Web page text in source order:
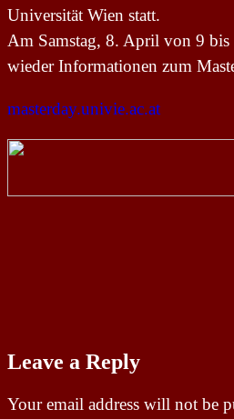
Universität Wien statt.
Am Samstag, 8. April von 9
wieder Informationen zum
masterday.univie.ac.at
Leave a Reply
Your email address will not be